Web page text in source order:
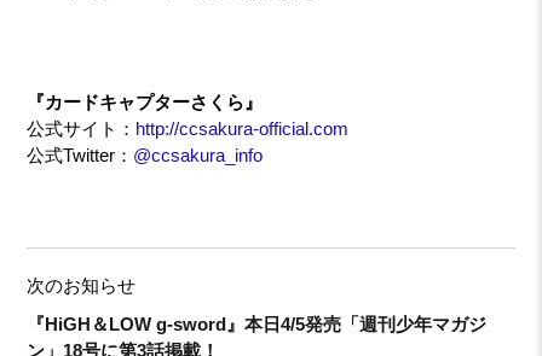
『カードキャプターさくら』
公式サイト： http://ccsakura-official.com
公式Twitter： @ccsakura_info
次のお知らせ
『HiGH＆LOW g-sword』本日4/5発売「週刊少年マガジ
ン」18号に第3話掲載！